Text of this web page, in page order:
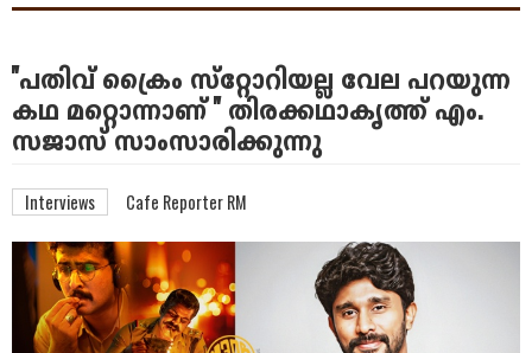
''പതിവ് ക്രൈം സ്‌റ്റോറിയല്ല വേല പറയുന്ന
കഥ മറ്റൊന്നാണ് '' തിരക്കഥാകൃത്ത് എം.
സജാസ് സാംസാരിക്കുന്നു
Interviews Cafe Reporter RM